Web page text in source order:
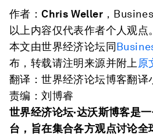
作者：Chris Weller ，
以上内容仅代表作者个人观点。
本文由世界经济论坛同
布，转载请注明来源并附上 原
翻译：世界经济论坛博客翻译
责编：刘博睿
世界经济论坛·达沃斯博客是
台，旨在集合各方观点讨论全